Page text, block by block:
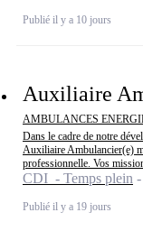
Publié il y a 10 jours
Auxiliaire
AMBULANCES
Dans le cadre de notre
Auxiliaire Ambulancier(e)
professionnelle. Vos
CDI - Temps plein
Publié il y a 19 jours